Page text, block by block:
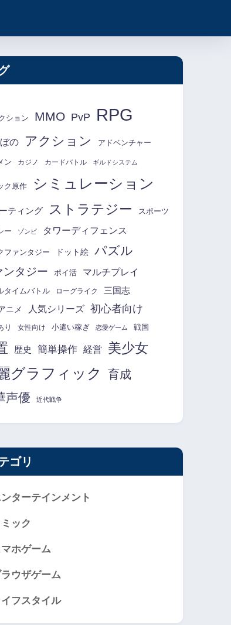
ション MMO PvP RPG
の アクション アドベンチャー
ン カジノ カードバトル ギルドシステム
ク原作 シミュレーション
ティング ストラテジー スポーツ
ー ゾンビ タワーディフェンス
ファンタジー ドット絵 パズル
ンタジー ポイ活 マルチプレイ
タイムバトル ローグライク 三国志
ニメ 人気シリーズ 初心者向け
り 女性向け 小遣い稼ぎ 恋愛ゲーム 戦国
歴史 簡単操作 経営 美少女
グラフィック
育成
声優
近代戦争
ゴリ
ターテインメント
ック
マホゲーム
ウザゲーム
イフスタイル